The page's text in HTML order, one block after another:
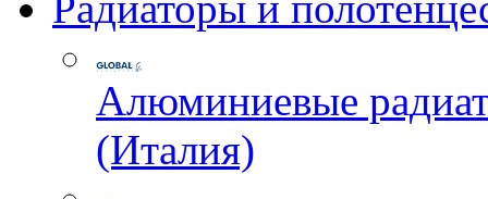
Алюминиевые
(Италия)